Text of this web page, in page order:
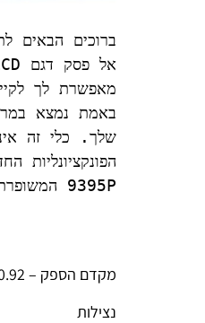
מקדם הספק – 0.92 או 1
נצילות